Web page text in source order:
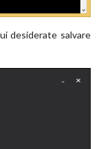
desiderate salvare